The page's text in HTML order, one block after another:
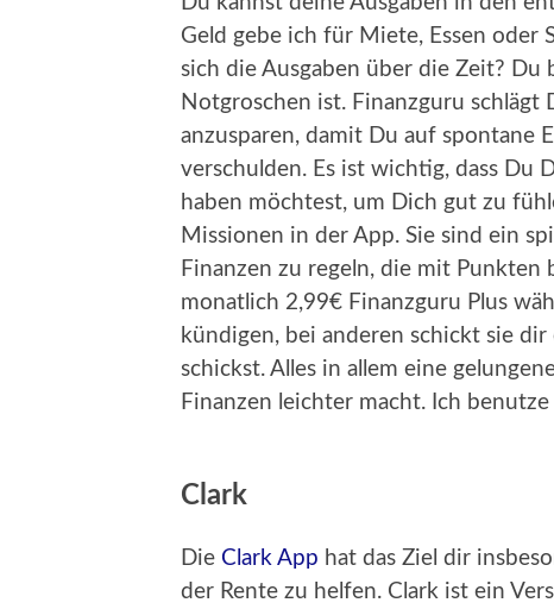
Geld gebe ich für Miete, Essen oder
sich die Ausgaben über die Zeit?
Notgroschen ist. Finanzguru
anzusparen, damit Du auf spontane
verschulden. Es ist wichtig, dass Du
haben möchtest, um Dich gut zu
Missionen in der App. Sie sind ein
Finanzen zu regeln, die mit
monatlich 2,99€ Finanzguru Plus
kündigen, bei anderen schickt sie
schickst. Alles in allem eine
Finanzen leichter macht. Ich benutze
Clark
Die Clark App hat das Ziel dir
der Rente zu helfen. Clark ist ein